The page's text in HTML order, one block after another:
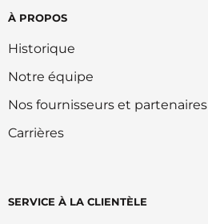
À PROPOS
Historique
Notre équipe
Nos fournisseurs et partenaires
Carrières
SERVICE À LA CLIENTÈLE